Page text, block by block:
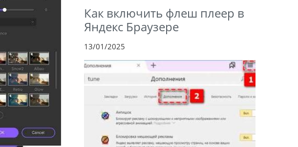
Как включить флеш плеер в
Яндекс Браузере
13/01/2025